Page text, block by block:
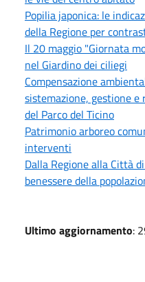
Popilia japonica: le
della Regione per
Il 20 maggio "Giornata
nel Giardino dei ciliegi
Compensazione
sistemazione, gestione
del Parco del Ticino
Patrimonio arboreo
interventi
Dalla Regione alla Città
benessere della
Ultimo aggiornamento: